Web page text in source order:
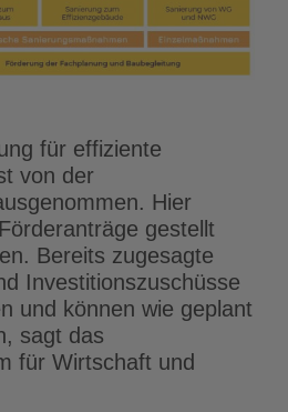
für effiziente
von der
Hier
gestellt
Bereits zugesagte
Investitionszuschüsse
und können wie geplant
sagt das
für Wirtschaft und